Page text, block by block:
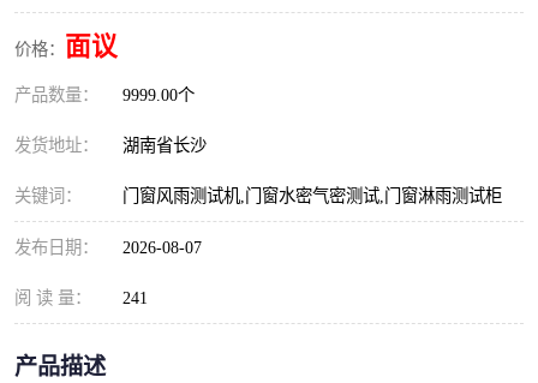
价格： 面议
产品数量： 9999.00个
发货地址： 湖南省长沙
关键词： 门窗风雨测试机,门窗水密气密测试,门窗淋雨测试柜
发布日期： 2026-08-07
阅 读 量： 241
产品描述